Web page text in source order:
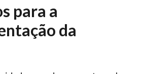
para a
da